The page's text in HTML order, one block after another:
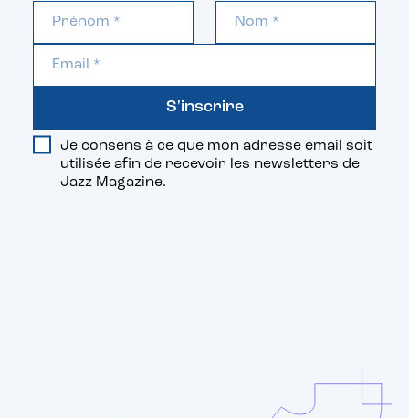
Je consens à ce que mon adresse email soit
utilisée afin de recevoir les newsletters de
Jazz Magazine.
S'inscrire